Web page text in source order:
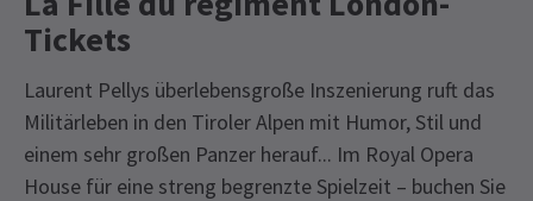
Tickets
Laurent Pellys überlebensgroße Inszenierung ruft das
Militärleben in den Tiroler Alpen mit Humor, Stil und
einem sehr großen Panzer herauf... Im Royal Opera
House für eine streng begrenzte Spielzeit – buchen Sie